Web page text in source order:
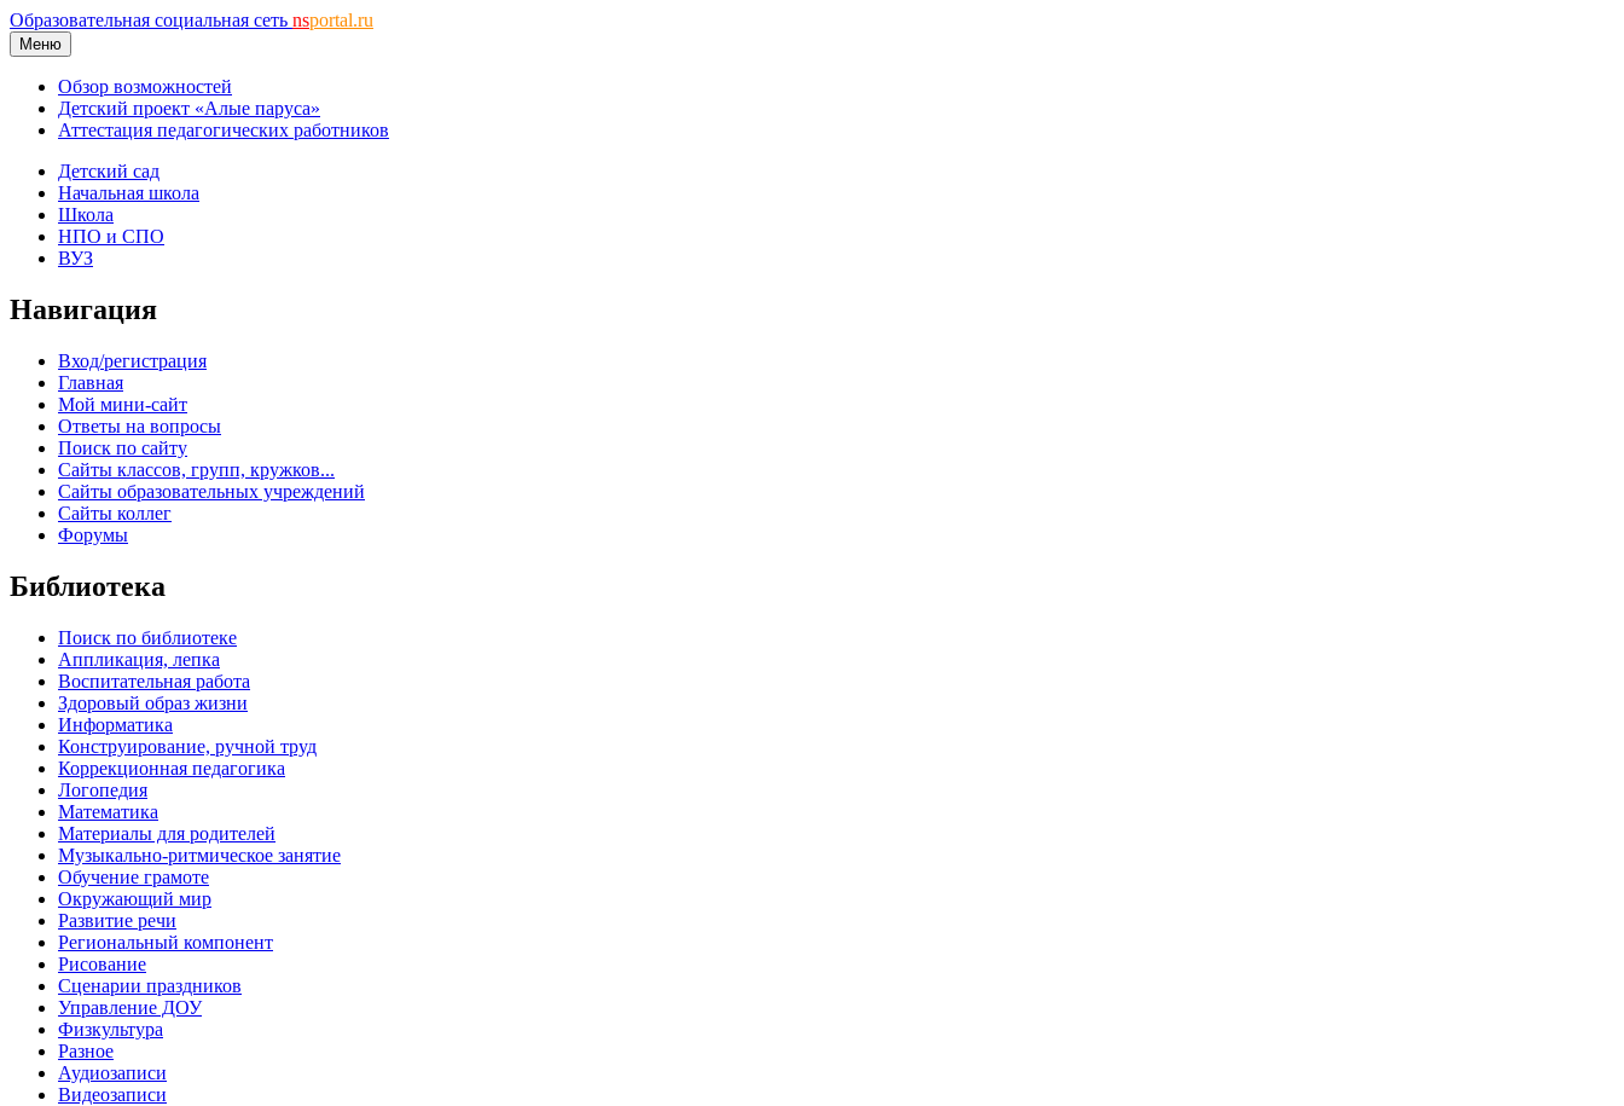
Образовательная социальная сеть nsportal.ru
Меню
Обзор возможностей
Детский проект «Алые паруса»
Аттестация педагогических работников
Детский сад
Начальная школа
Школа
НПО и СПО
ВУЗ
Навигация
Вход/регистрация
Главная
Мой мини-сайт
Ответы на вопросы
Поиск по сайту
Сайты классов, групп, кружков...
Сайты образовательных учреждений
Сайты коллег
Форумы
Библиотека
Поиск по библиотеке
Аппликация, лепка
Воспитательная работа
Здоровый образ жизни
Информатика
Конструирование, ручной труд
Коррекционная педагогика
Логопедия
Математика
Материалы для родителей
Музыкально-ритмическое занятие
Обучение грамоте
Окружающий мир
Развитие речи
Региональный компонент
Рисование
Сценарии праздников
Управление ДОУ
Физкультура
Разное
Аудиозаписи
Видеозаписи